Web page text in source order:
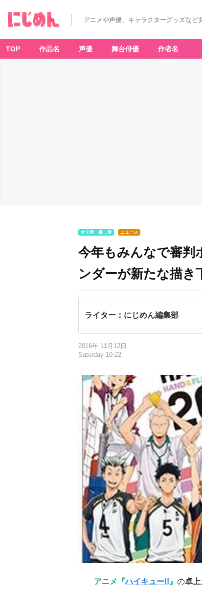
アニメや声優、キャラクターグッズなど
TOP 作品名 声優 舞台俳優 作者名
オタ活・推し活 ニュース
今年もみんなで審判
ンダーが新たな描き
ライター：にじめん編集部
2016年 11月12日
Saturday 10:22
アニメ『ハイキュー!! 』 の卓